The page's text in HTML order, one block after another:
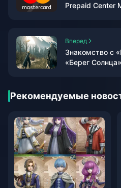
Prepaid Center
Вперед
Знакомство с
«Берег
Рекомендуемые